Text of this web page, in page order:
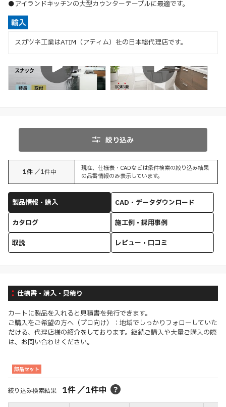
●アイランドキッチンの大型カウンターテーブルに最適です。
スガツネ工業はATIM（アティム）社の日本総代理店です。
取付 特長
絞り込み
1件 ／1件中
現在、仕様表・CADなどは条件検索の絞り込み結果
の品番情報のみ表示しています。
製品情報・購入
CAD・データダウンロード
カタログ
施工例・採用事例
取説
レビュー・口コミ
仕様書・購入・見積り
カートに製品を入れると見積書を発行できます。
ご購入をご希望の方へ（プロ向け）：地域でしっかりフォローしていた
だける、代理店様の紹介をしております。継続ご購入や大量ご購入の際
は、お問い合わせください。
部品セット
絞り込み検索結果 1件／1件中